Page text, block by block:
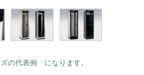
の代表例 になります。